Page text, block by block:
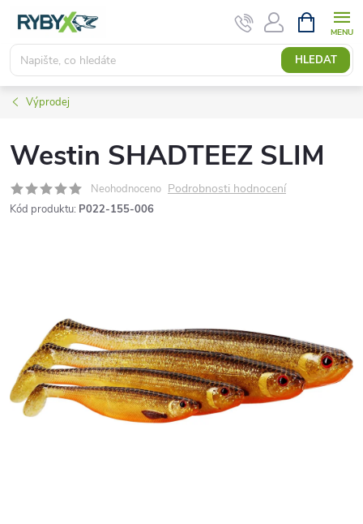
obsah
HLEDAT
NÁKUPNÍ
KOŠÍK
Výprodej
Westin SHADTEEZ SLIM
Neohodnoceno Podrobnosti hodnocení
Kód produktu: P022-155-006